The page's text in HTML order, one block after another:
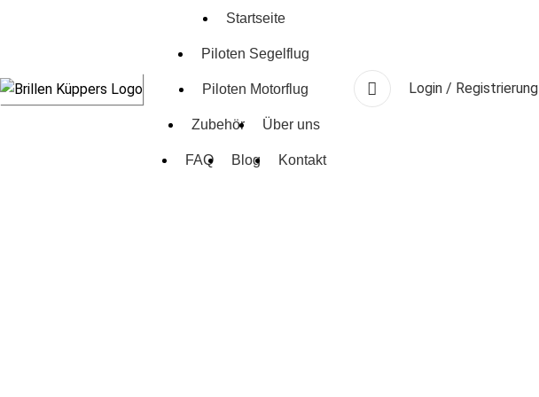
Startseite
Piloten Segelflug
Piloten Motorflug
Zubehör Über uns
FAQ Blog Kontakt
Login / Registrierung